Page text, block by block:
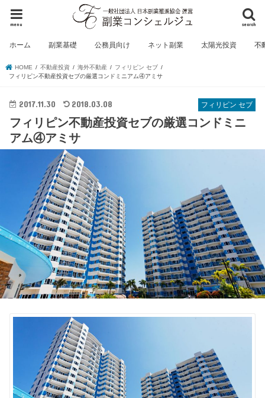
search
menu
ホーム 副業基礎 公務員向け ネット副業 太陽光投資 不
HOME 不動産投資 海外不動産
フィリピン セブ
フィリピン不動産投資セブの厳選コンドミニアム④アミサ
フィリピン セブ
2017.11.30 2018.03.08
フィリピン不動産投資セブの厳選コンドミニ
アム④アミサ